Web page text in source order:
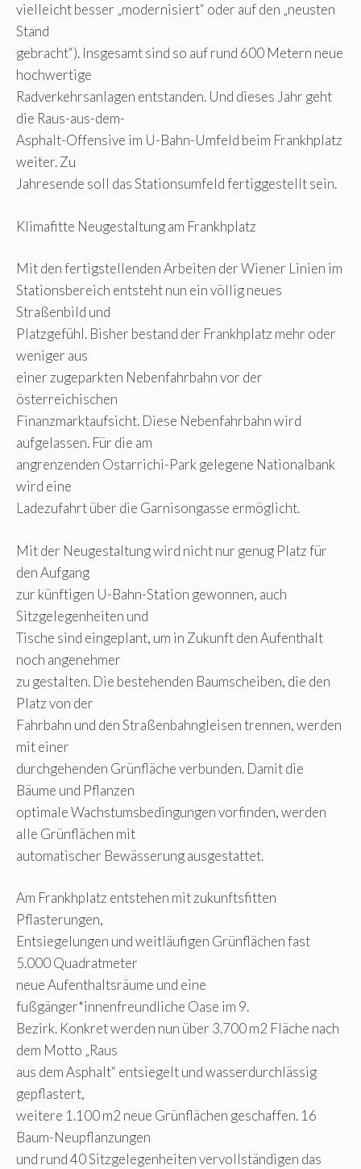
vielleicht besser „modernisiert“ oder auf den „neusten
Stand
gebracht“). Insgesamt sind so auf rund 600 Metern neue
hochwertige
Radverkehrsanlagen entstanden. Und dieses Jahr geht
die Raus-aus-dem-
Asphalt-Offensive im U-Bahn-Umfeld beim Frankhplatz
weiter. Zu
Jahresende soll das Stationsumfeld fertiggestellt sein.
Klimafitte Neugestaltung am Frankhplatz
Mit den fertigstellenden Arbeiten der Wiener Linien im
Stationsbereich entsteht nun ein völlig neues
Straßenbild und
Platzgefühl. Bisher bestand der Frankhplatz mehr oder
weniger aus
einer zugeparkten Nebenfahrbahn vor der
österreichischen
Finanzmarktaufsicht. Diese Nebenfahrbahn wird
aufgelassen. Für die am
angrenzenden Ostarrichi-Park gelegene Nationalbank
wird eine
Ladezufahrt über die Garnisongasse ermöglicht.
Mit der Neugestaltung wird nicht nur genug Platz für
den Aufgang
zur künftigen U-Bahn-Station gewonnen, auch
Sitzgelegenheiten und
Tische sind eingeplant, um in Zukunft den Aufenthalt
noch angenehmer
zu gestalten. Die bestehenden Baumscheiben, die den
Platz von der
Fahrbahn und den Straßenbahngleisen trennen, werden
mit einer
durchgehenden Grünfläche verbunden. Damit die
Bäume und Pflanzen
optimale Wachstumsbedingungen vorfinden, werden
alle Grünflächen mit
automatischer Bewässerung ausgestattet.
Am Frankhplatz entstehen mit zukunftsfitten
Pflasterungen,
Entsiegelungen und weitläufigen Grünflächen fast
5.000 Quadratmeter
neue Aufenthaltsräume und eine
fußgänger*innenfreundliche Oase im 9.
Bezirk. Konkret werden nun über 3.700 m2 Fläche nach
dem Motto „Raus
aus dem Asphalt“ entsiegelt und wasserdurchlässig
gepflastert,
weitere 1.100 m2 neue Grünflächen geschaffen. 16
Baum-Neupflanzungen
und rund 40 Sitzgelegenheiten vervollständigen das